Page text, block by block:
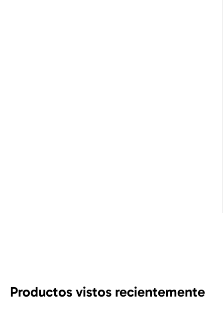
Productos vistos recientemente